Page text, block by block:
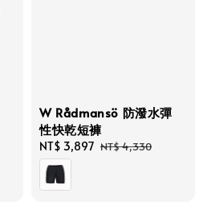
W Rådmansö 防潑水彈
性快乾短褲
Sale
price
NT$ 3,897 Regular
NT$ 4,330